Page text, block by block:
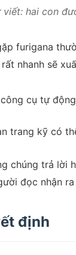
hai con
furigana
nhanh sẽ
cụ tự
trang kỹ có
chúng trả lời
đọc nhận ra
định